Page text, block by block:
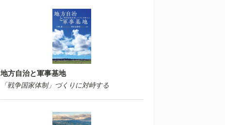
地方自治と軍事基地
「戦争国家体制」づくりに対峙する